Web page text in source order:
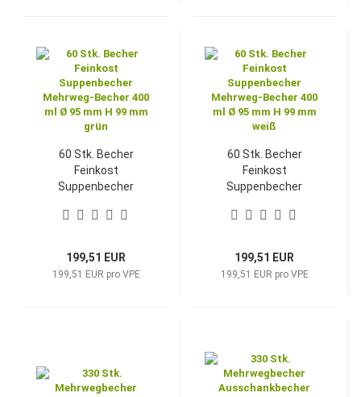
60 Stk. Becher
Feinkost
Suppenbecher
ml Ø 95 mm H 99 mm
199,51 EUR
199,51 EUR pro VPE
60 Stk. Becher
Feinkost
Suppenbecher
ml Ø 95 mm H 99 mm
199,51 EUR
199,51 EUR pro VPE